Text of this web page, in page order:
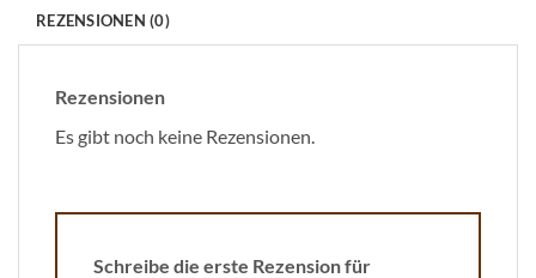
REZENSIONEN (0)
Rezensionen
Es gibt noch keine Rezensionen.
Schreibe die erste Rezension für